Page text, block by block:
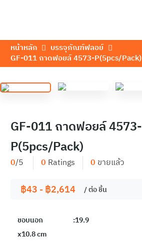
หน้าหลัก
บรรจุภัณฑ์ฟลอย์
GF-011 ถาดฟอยล์ 4573-P(5pcs/Pack)
GF-011 ถาดฟอยล์ 4573-
P(5pcs/Pack)
0/5 0 Ratings 0 ขายแล้ว
฿43 -฿2,614 / ต่อชิ้น
ขอบนอก :19.9
x10.8 cm